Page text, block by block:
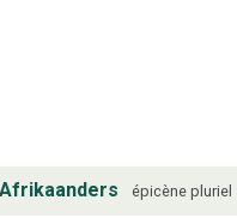
Afrikaanders épicène pluriel